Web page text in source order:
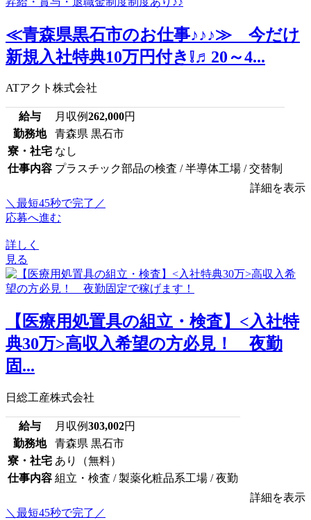
≪青森県黒石市のお仕事♪♪♪≫ 今だけ
新規入社特典10万円付き❕♬20～4...
ATアクト株式会社
給与 月収例262,000円
勤務地
青森県 黒石市
寮・社宅 なし
仕事内容 プラスチック部品の検査 / 半導体工場 / 交替制
詳細を表示
＼最短45秒で完了／
応募へ進む
詳しく
見る
【医療用処置具の組立・検査】<入社特
典30万>高収入希望の方必見！ 夜勤
固...
日総工産株式会社
給与 月収例303,002円
勤務地
青森県 黒石市
寮・社宅 あり（無料）
仕事内容 組立・検査 / 製薬化粧品系工場 / 夜勤
詳細を表示
＼最短45秒で完了／